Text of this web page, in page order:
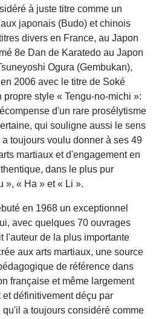
à juste titre comme un
japonais (Budo) et chinois
divers en France, au Japon
8e Dan de Karatedo au Japon
Ogura (Gembukan),
2006 avec le titre de Soké
propre style « Tengu-no-michi »:
d'un rare prosélytisme
qui souligne aussi le sens
toujours voulu donner à ses 49
martiaux et d'engagement en
dans le plus pur
», « Ha » et « Li ».
en 1968 un exceptionnel
avec quelques 70 ouvrages
l'auteur de la plus importante
aux arts martiaux, une source
de référence dans
française et même largement
définitivement déçu par
qu'il a toujours considéré comme